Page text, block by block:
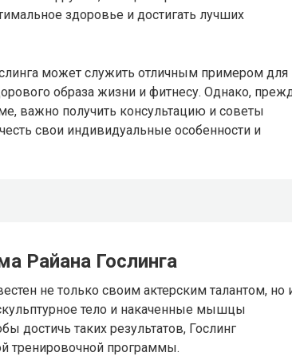
здоровье и достигать лучших
может служить отличным примером для
образа жизни и фитнесу. Однако,
важно получить консультацию и советы
свои индивидуальные особенности и
Райана Гослинга
не только своим актерским талантом, но
тело и накаченные мышцы
достичь таких результатов, Гослинг
тренировочной программы.